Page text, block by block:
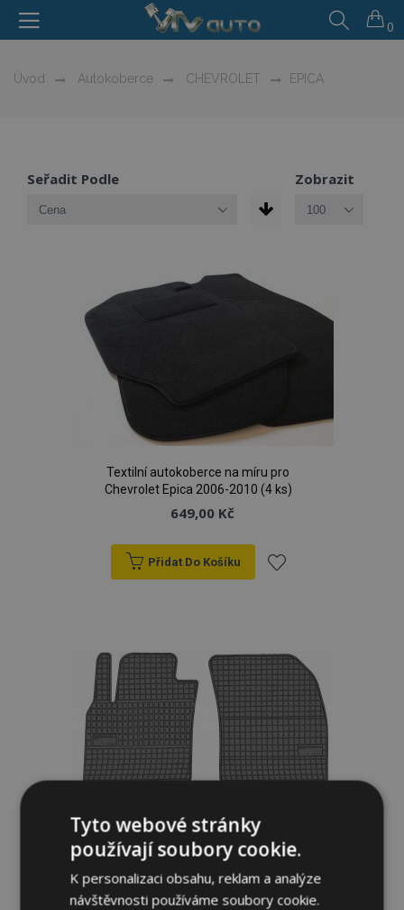
0
Úvod Autokoberce CHEVROLET EPICA
Seřadit Podle Zobrazit
Textilní autokoberce na míru pro
Chevrolet Epica 2006-2010 (4 ks)
649,00 Kč
Přidat Do Košíku
oblíbeným
Tyto webové stránky
používají soubory cookie.
K personalizaci obsahu, reklam a analýze
návštěvnosti používáme soubory cookie.